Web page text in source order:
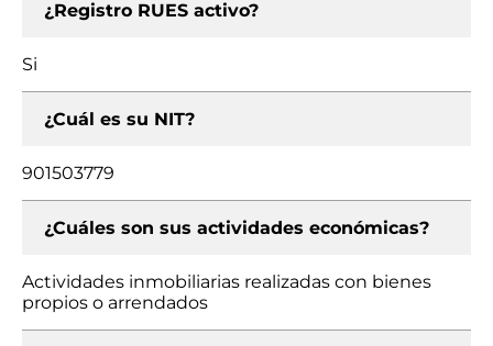
¿Registro RUES activo?
Si
¿Cuál es su NIT?
901503779
¿Cuáles son sus actividades económicas?
Actividades inmobiliarias realizadas con bienes
propios o arrendados